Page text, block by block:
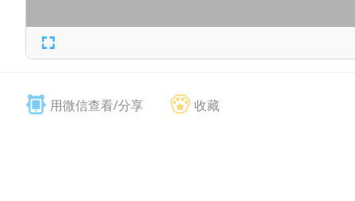
用微信查看/分享 收藏